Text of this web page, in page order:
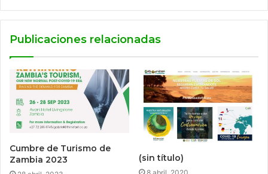
Publicaciones relacionadas
Cumbre de Turismo de
Zambia 2023
(sin título)